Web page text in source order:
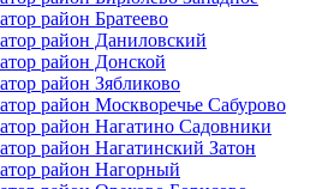
район Братеево
район Даниловский
район Донской
район Зябликово
район Москворечье Сабурово
район Нагатино Cадовники
район Нагатинский Затон
район Нагорный